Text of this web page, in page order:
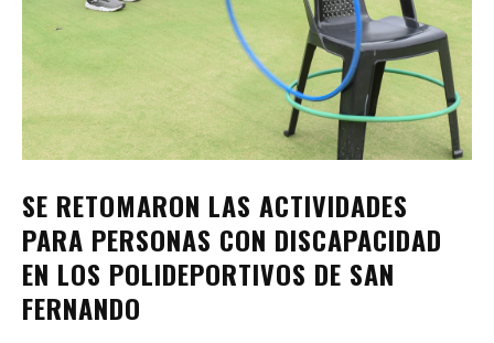
SE RETOMARON LAS ACTIVIDADES
PARA PERSONAS CON DISCAPACIDAD
EN LOS POLIDEPORTIVOS DE SAN
FERNANDO